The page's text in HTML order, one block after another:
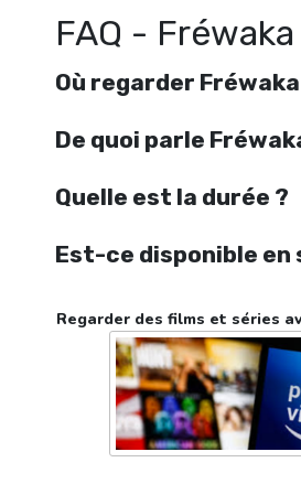
FAQ - Fréwaka
Où regarder
De quoi parle
Quelle est la durée ?
Est-ce disponible en
Regarder des films et séries